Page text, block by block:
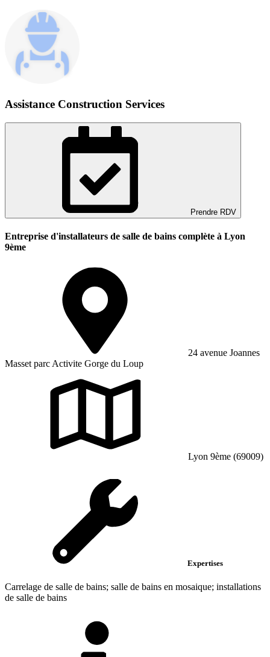
Assistance Construction Services
Prendre RDV
Entreprise d'installateurs de salle de bains complète à Lyon
9ème
24 avenue Joannes
Masset parc Activite Gorge du Loup
Lyon 9ème (69009)
Expertises
Carrelage de salle de bains; salle de bains en mosaique; installations
de salle de bains